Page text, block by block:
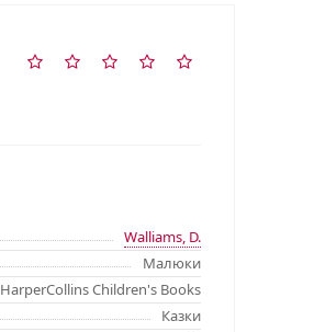
Walliams, D.
Малюки
HarperCollins Children's Books
Казки